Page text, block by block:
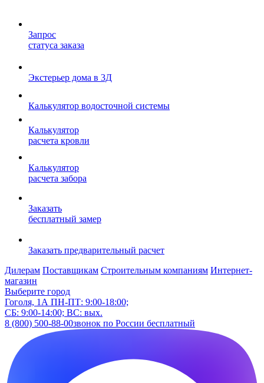
Запрос
статуса заказа
Экстерьер дома в 3Д
Калькулятор водосточной системы
Калькулятор
расчета кровли
Калькулятор
расчета забора
Заказать
бесплатный замер
Заказать предварительный расчет
Дилерам Поставщикам Строительным компаниям Интернет-
магазин
Выберите город
Гоголя, 1А ПН-ПТ: 9:00-18:00;
СБ: 9:00-14:00; ВС: вых.
8 (800) 500-88-00звонок по России бесплатный